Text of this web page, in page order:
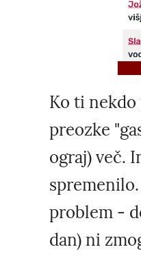
Ko ti nekdo
preozke
ograj) več.
problem -
dan) ni